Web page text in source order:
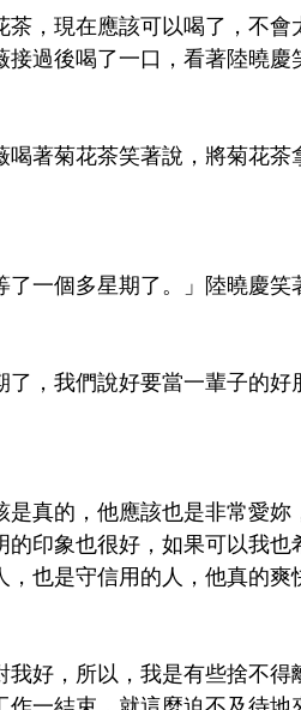
茶，現在應該可以喝了，不
過後喝了一口，看著陸曉慶
喝著菊花茶笑著說，將菊花
一個多星期了。」陸曉慶笑
了，我們說好要當一輩子的
是真的，他應該也是非常愛
印象也很好，如果可以我
也是守信用的人，他真的爽
我好，所以，我是有些捨不